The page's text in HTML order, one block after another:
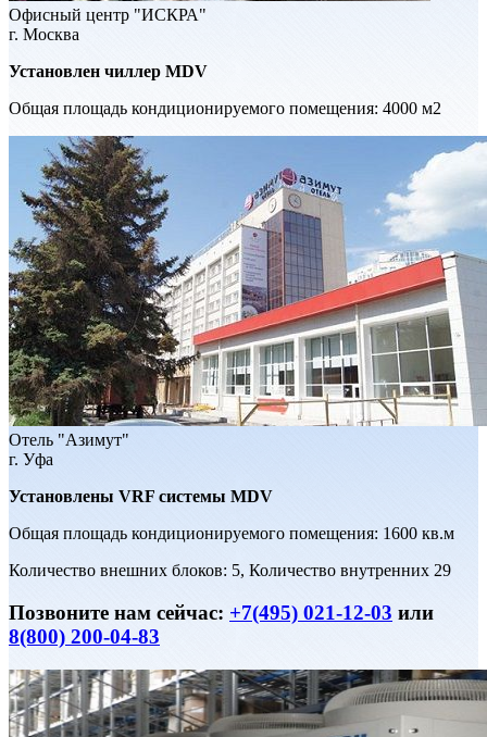
Офисный центр "ИСКРА"
г. Москва
Установлен чиллер MDV
Общая площадь кондиционируемого помещения: 4000 м2
Отель "Азимут"
г. Уфа
Установлены VRF системы MDV
Общая площадь кондиционируемого помещения: 1600 кв.м
Количество внешних блоков: 5, Количество внутренних 29
Позвоните нам сейчас: +7(495) 021-12-03 или
8(800) 200-04-83